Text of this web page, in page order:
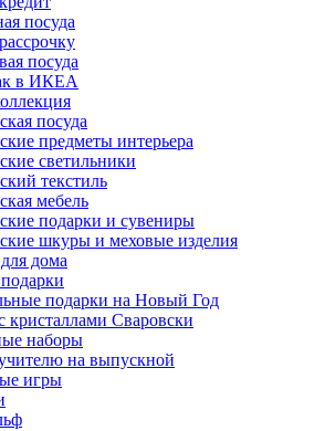
посуда
посуда
в ИКЕА
посуда
предметы интерьера
светильники
текстиль
мебель
подарки и сувениры
шкуры и меховые изделия
дома
подарки на Новый Год
кристаллами Сваровски
наборы
на выпускной
игры